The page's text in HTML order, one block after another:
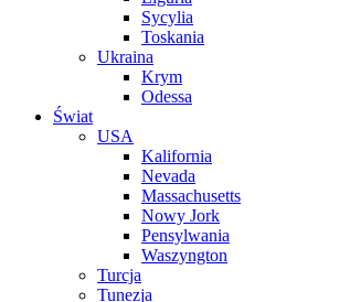
Sycylia
Toskania
Ukraina
Krym
Odessa
Świat
USA
Kalifornia
Nevada
Massachusetts
Nowy Jork
Pensylwania
Waszyngton
Turcja
Tunezja